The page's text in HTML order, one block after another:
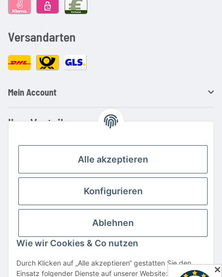
Versandarten
Mein Account
Ihre Vorteile
Kauf auf Rechnung
Große Auswahl an Netzteilen und Ladegeräten
Schnelle Lieferung
Hohe Lagerverfügbarkeit
Vertrag widerrufen
Alle akzeptieren
Konfigurieren
Ablehnen
Wie wir Cookies & Co nutzen
Durch Klicken auf „Alle akzeptieren“ gestatten Sie den
Einsatz folgender Dienste auf unserer Website: YouTube,
✕